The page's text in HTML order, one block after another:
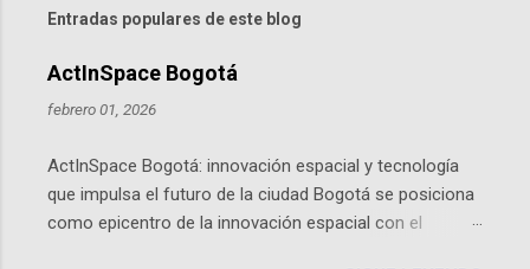
Entradas populares de este blog
ActInSpace Bogotá
febrero 01, 2026
ActInSpace Bogotá: innovación espacial y tecnología
que impulsa el futuro de la ciudad Bogotá se posiciona
como epicentro de la innovación espacial con el